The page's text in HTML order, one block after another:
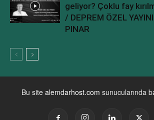
geliyor? Çoklu fay
/ DEPREM ÖZEL
PINAR
Bu site alemdarhost.com sunucularında